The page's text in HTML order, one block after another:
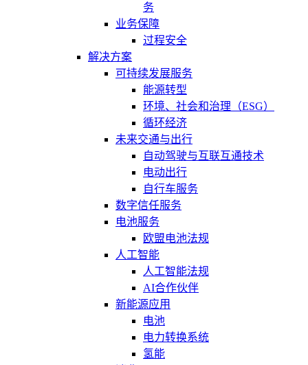
务
业务保障
过程安全
解决方案
可持续发展服务
能源转型
环境、社会和治理（ESG）
循环经济
未来交通与出行
自动驾驶与互联互通技术
电动出行
自行车服务
数字信任服务
电池服务
欧盟电池法规
人工智能
人工智能法规
AI合作伙伴
新能源应用
电池
电力转换系统
氢能